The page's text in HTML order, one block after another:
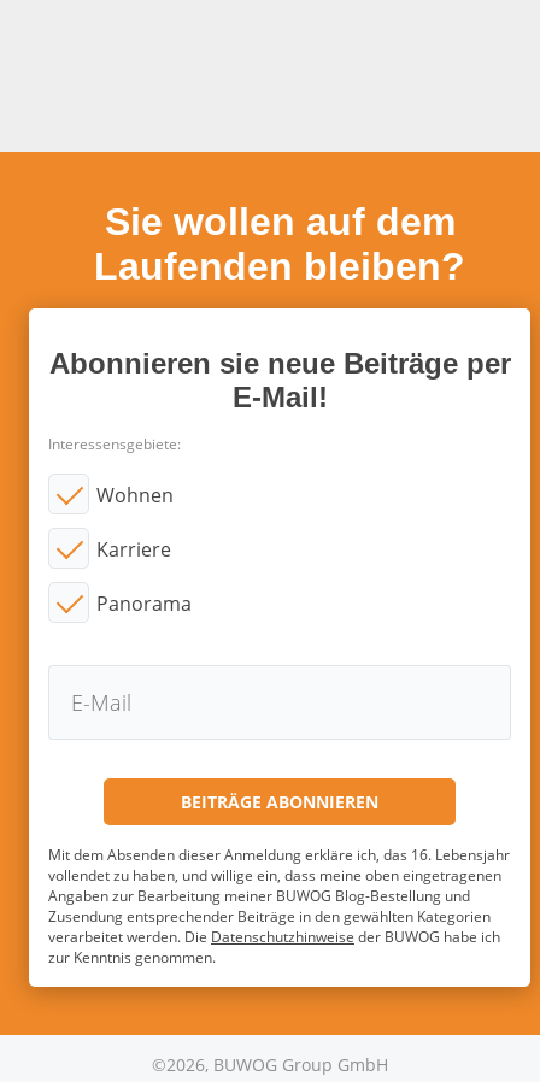
Sie wollen auf dem
Laufenden bleiben?
Abonnieren sie neue Beiträge per
E-Mail!
Interessensgebiete:
Wohnen
Karriere
Panorama
Mit dem Absenden dieser Anmeldung erkläre ich, das 16. Lebensjahr
vollendet zu haben, und willige ein, dass meine oben eingetragenen
Angaben zur Bearbeitung meiner BUWOG Blog-Bestellung und
Zusendung entsprechender Beiträge in den gewählten Kategorien
verarbeitet werden. Die Datenschutzhinweise der BUWOG habe ich
zur Kenntnis genommen.
©2026, BUWOG Group GmbH